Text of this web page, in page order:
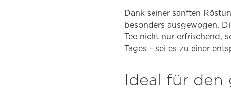
Dank seiner sanften
besonders ausgewogen.
Tee nicht nur erfrischend,
Tages – sei es zu einer
Ideal für den